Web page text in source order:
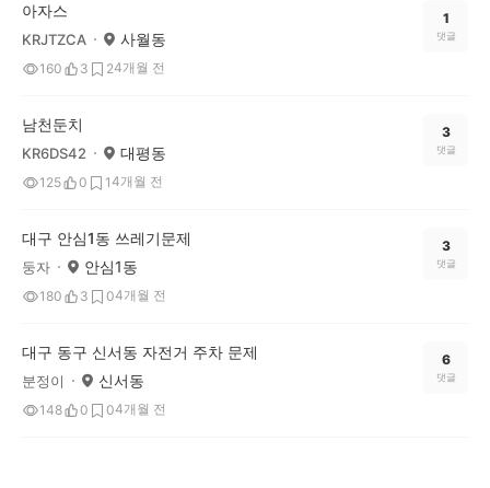
아자스
KRJTZCA 사월동
160 3 24개월 전
1
댓글
남천둔치
KR6DS42 대평동
125 0 14개월 전
3
댓글
대구 안심1동 쓰레기문제
둥자 안심1동
180 3 04개월 전
3
댓글
대구 동구 신서동 자전거 주차 문제
분정이 신서동
148 0 04개월 전
6
댓글